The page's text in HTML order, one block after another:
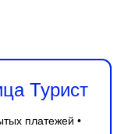
Турист
платежей •